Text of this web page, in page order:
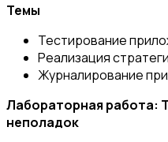
Темы
Тестирование
Реализация
Журналирование
Лабораторная работа:
неполадок